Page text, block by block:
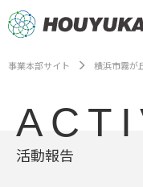
事業本部サイト 横浜市霧が
活動報告